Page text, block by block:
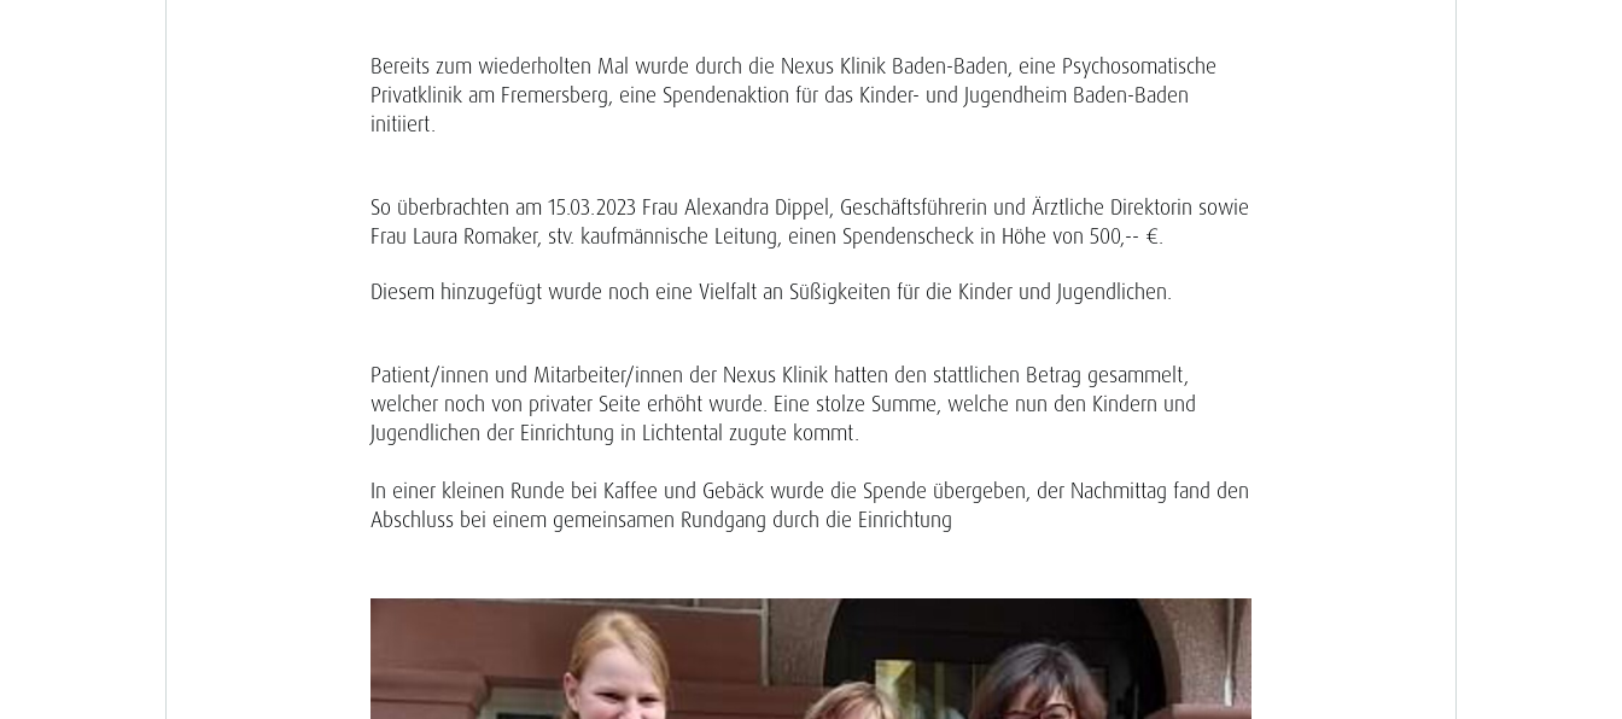
Bereits zum wiederholten Mal wurde durch die Nexus Klinik Baden-Baden, eine Psychoso­matische
Privatklinik am Fremersberg, eine Spendenaktion für das Kinder- und Jugendheim Baden-Baden
initiiert.
So überbrachten am 15.03.2023 Frau Alexandra Dippel, Geschäftsführerin und Ärztliche Direktorin sowie
Frau Laura Romaker, stv. kaufmännische Leitung, einen Spendenscheck in Höhe von 500,-- €.
Diesem hinzugefügt wurde noch eine Vielfalt an Süßigkeiten für die Kinder und Jugendlichen.
Patient/innen und Mitarbeiter/innen der Nexus Klinik hatten den stattlichen Betrag gesam­melt,
welcher noch von privater Seite erhöht wurde. Eine stolze Summe, welche nun den Kindern und
Jugendlichen der Einrichtung in Lichtental zugute kommt.
In einer kleinen Runde bei Kaffee und Gebäck wurde die Spende übergeben, der Nachmittag fand den
Abschluss bei einem gemeinsamen Rundgang durch die Einrichtung